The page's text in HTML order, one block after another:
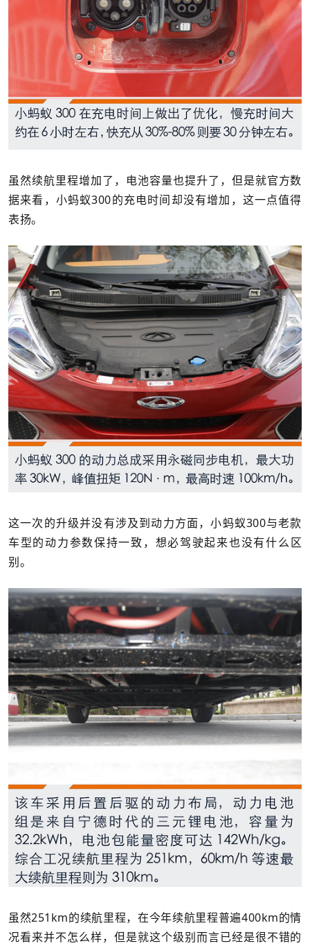
虽然续航里程增加了，电池容量也提升了，但是就官方数
据来看，小蚂蚁300的充电时间却没有增加，这一点值得
表扬。
这一次的升级并没有涉及到动力方面，小蚂蚁300与老款
车型的动力参数保持一致，想必驾驶起来也没有什么区
别。
虽然251km的续航里程，在今年续航里程普遍400km的情
况看来并不怎么样，但是就这个级别而言已经是很不错的